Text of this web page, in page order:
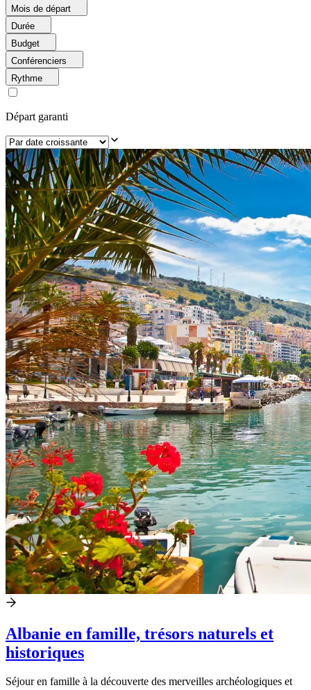
Mois de départ
Durée
Budget
Conférenciers
Rythme
Départ garanti
Albanie en famille, trésors naturels et
historiques
Séjour en famille à la découverte des merveilles archéologiques et